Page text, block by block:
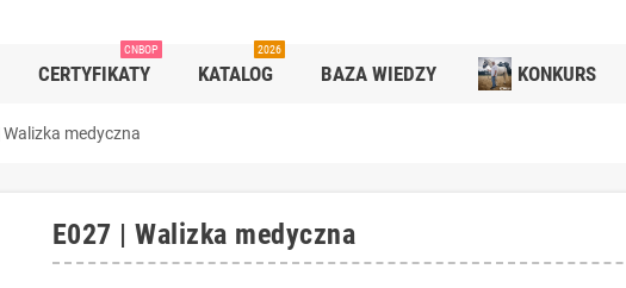
CERTYFIKATY
CNBOP
KATALOG
2026
BAZA WIEDZY KONKURS
Walizka medyczna
E027 | Walizka medyczna